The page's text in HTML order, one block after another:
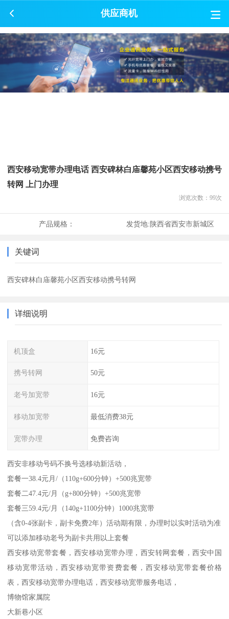
供应商机
西安移动宽带办理电话 西安碑林白庙馨苑小区西安移动携号
转网 上门办理
浏览次数： 99次
产品规格： 发货地:陕西省西安市新城区
关键词
西安碑林白庙馨苑小区西安移动携号转网
详细说明
机顶盒 16元
携号转网 50元
老号加宽带 16元
移动加宽带 最低消费38元
宽带办理 免费咨询
西安非移动号码不换号选移动新活动，
套餐一38.4元月/（110g+600分钟）+500兆宽带
套餐二47.4元/月（g+800分钟）+500兆宽带
套餐三59.4元/月（140g+1100分钟）1000兆宽带
（含0-4张副卡，副卡免费2年）活动期有限，办理时以实时活动为准
可以添加移动老号为副卡共用以上套餐
西安移动宽带套餐，西安移动宽带办理，西安转网套餐，西安中国
移动宽带活动，西安移动宽带资费套餐，西安移动宽带套餐价格
表，西安移动宽带办理电话，西安移动宽带服务电话，
博物馆家属院
大新巷小区